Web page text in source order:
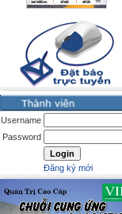
Username
Password
Đăng ký mới